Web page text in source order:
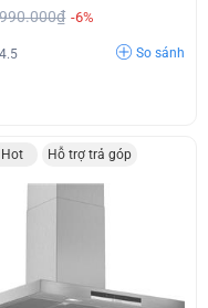
-6%
4.5 So sánh
Hot Hỗ trợ trả góp